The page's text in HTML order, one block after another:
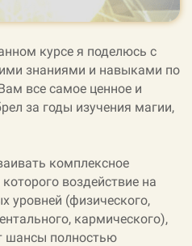
курсе я поделюсь с
знаниями и навыками по
все самое ценное и
за годы изучения магии,
комплексное
воздействие на
уровней (физического,
кармического),
шансы полностью